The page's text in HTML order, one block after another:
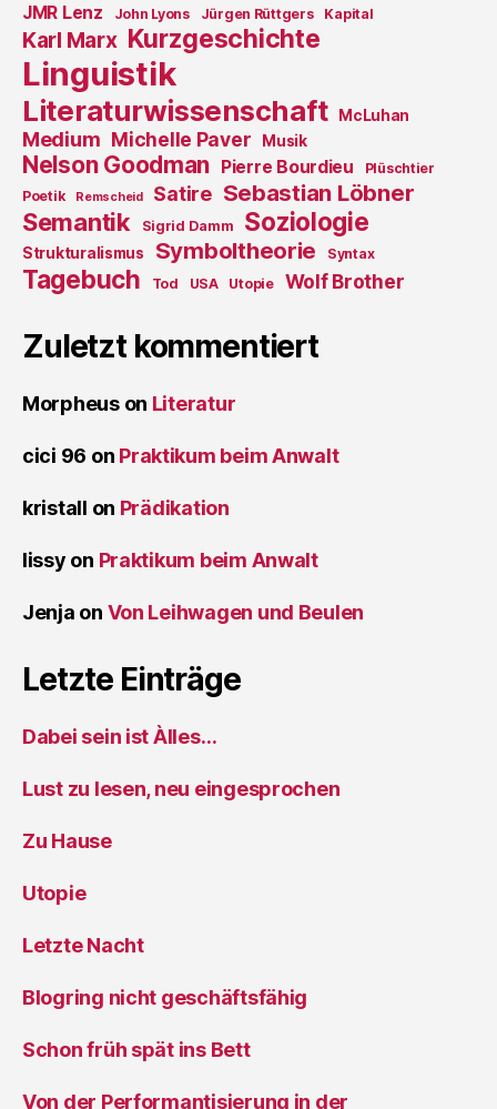
JMR Lenz John Lyons Jürgen Rüttgers Kapital
Karl Marx Kurzgeschichte
Linguistik
Literaturwissenschaft McLuhan
Medium Michelle Paver Musik
Nelson Goodman Pierre Bourdieu
Plüschtier
Poetik
Remscheid Satire Sebastian Löbner
Semantik Sigrid Damm Soziologie
Strukturalismus Symboltheorie Syntax
Tagebuch Tod USA Utopie Wolf Brother
Zuletzt kommentiert
Morpheuson Literatur
cici 96 on Praktikum beim Anwalt
kristall on Prädikation
lissy on Praktikum beim Anwalt
Jenja on Von Leihwagen und Beulen
Letzte Einträge
Dabei sein ist Àlles…
Lust zu lesen, neu eingesprochen
Zu Hause
Utopie
Letzte Nacht
Blogring nicht geschäftsfähig
Schon früh spät ins Bett
Von der Performantisierung in der